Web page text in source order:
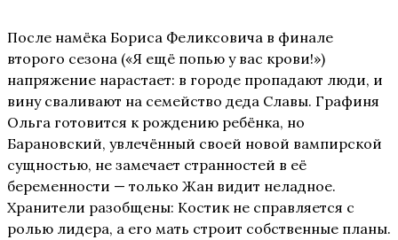
После намёка Бориса Феликсовича в финале
второго сезона («Я ещё попью у вас крови!»)
напряжение нарастает: в городе пропадают люди, и
вину сваливают на семейство деда Славы. Графиня
Ольга готовится к рождению ребёнка, но
Барановский, увлечённый своей новой вампирской
сущностью, не замечает странностей в её
беременности — только Жан видит неладное.
Хранители разобщены: Костик не справляется с
ролью лидера, а его мать строит собственные планы.